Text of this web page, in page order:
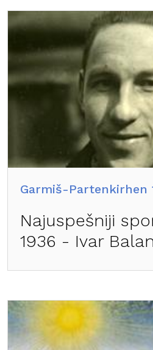
Garmiš-Partenkirhen
Najuspešniji
1936 - Ivar